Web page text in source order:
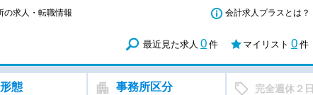
の求人・転職情報 会計求人プラスとは？
最近見た求人 0 件 マイリスト 0 件
態 事務所区分 完全週休２日